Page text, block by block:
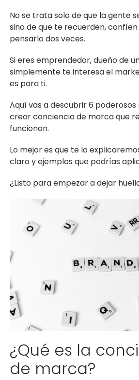
No se trata solo de que la gente
sino de que te recuerden,
pensarlo dos veces.
Si eres emprendedor, dueño de
simplemente te interesa el
es para ti.
Aquí vas a descubrir 6
crear conciencia de marca que
funcionan.
Lo mejor es que te lo
claro y ejemplos que podrías
¿Listo para empezar a dejar
¿Qué es la
de marca?